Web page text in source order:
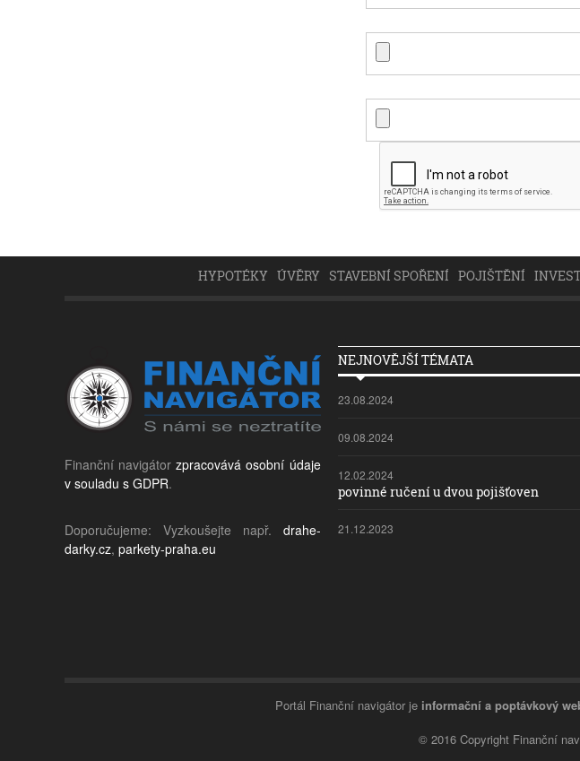
HYPOTÉKY ÚVĚRY STAVEBNÍ SPOŘENÍ POJIŠTĚNÍ
Finanční navigátorzpracovává osobní údaje
v souladu s GDPR.
Doporučujeme: Vyzkoušejte např. drahe-
darky.cz, parkety-praha.eu
NEJNOVĚJŠÍ TÉMATA
23.08.2024
09.08.2024
12.02.2024
povinné ručení u dvou pojišťoven
21.12.2023
Portál Finanční navigátor je informační a poptávkový
© 2016 Copyright Finanční